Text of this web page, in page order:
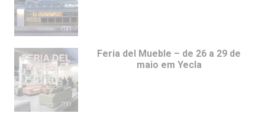
Feria del Mueble – de 26 a 29 de
maio em Yecla